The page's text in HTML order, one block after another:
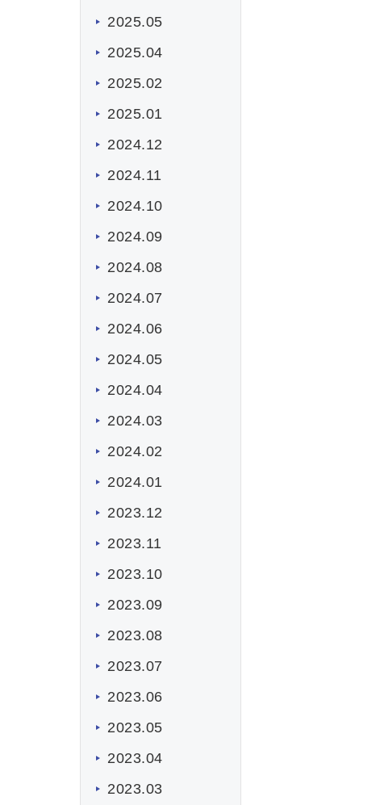
2025.05
2025.04
2025.02
2025.01
2024.12
2024.11
2024.10
2024.09
2024.08
2024.07
2024.06
2024.05
2024.04
2024.03
2024.02
2024.01
2023.12
2023.11
2023.10
2023.09
2023.08
2023.07
2023.06
2023.05
2023.04
2023.03